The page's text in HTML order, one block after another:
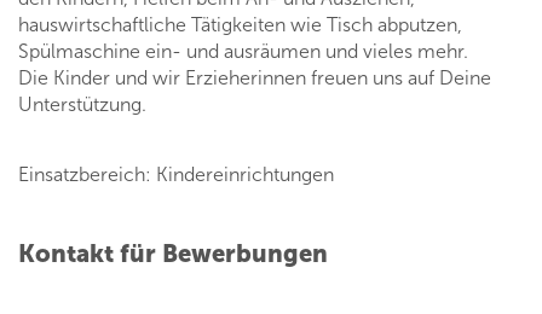
hauswirtschaftliche Tätigkeiten wie Tisch abputzen,
Spülmaschine ein- und ausräumen und vieles mehr.
Die Kinder und wir Erzieherinnen freuen uns auf Deine
Unterstützung.
Einsatzbereich: Kindereinrichtungen
Kontakt für Bewerbungen